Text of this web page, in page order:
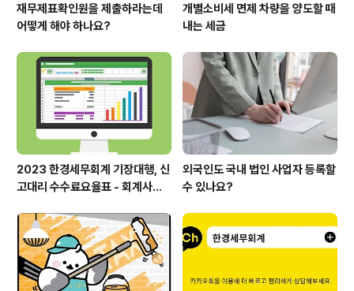
재무제표확인원을 제출하라는데
어떻게 해야 하나요?
개별소비세 면제 차량을 양도할 때
내는 세금
2023 한경세무회계 기장대행, 신
고대리 수수료요율표 - 회계사보
외국인도 국내 법인 사업자 등록할
수 있나요?